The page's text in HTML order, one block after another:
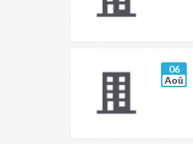
06
Aoû